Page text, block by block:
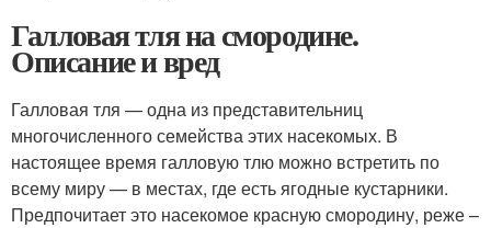
Галловая тля на смородине.
Описание и вред
Галловая тля — одна из представительниц
многочисленного семейства этих насекомых. В
настоящее время галловую тлю можно встретить по
всему миру — в местах, где есть ягодные кустарники.
Предпочитает это насекомое красную смородину, реже –